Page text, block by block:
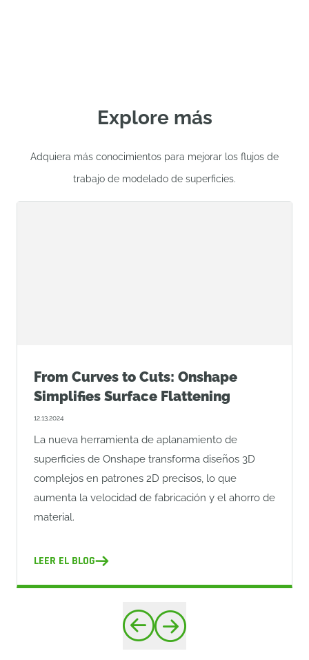
Explore más
Adquiera más conocimientos para mejorar los flujos de
trabajo de modelado de superficies.
From Curves to Cuts: Onshape
Simplifies Surface Flattening
12.13.2024
La nueva herramienta de aplanamiento de
superficies de Onshape transforma diseños 3D
complejos en patrones 2D precisos, lo que
aumenta la velocidad de fabricación y el ahorro de
material.
LEER EL BLOG